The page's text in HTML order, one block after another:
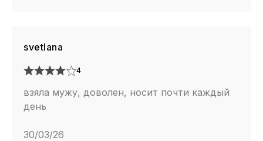
svetlana
4
взяла мужу, доволен, носит почти каждый
день
30/03/26